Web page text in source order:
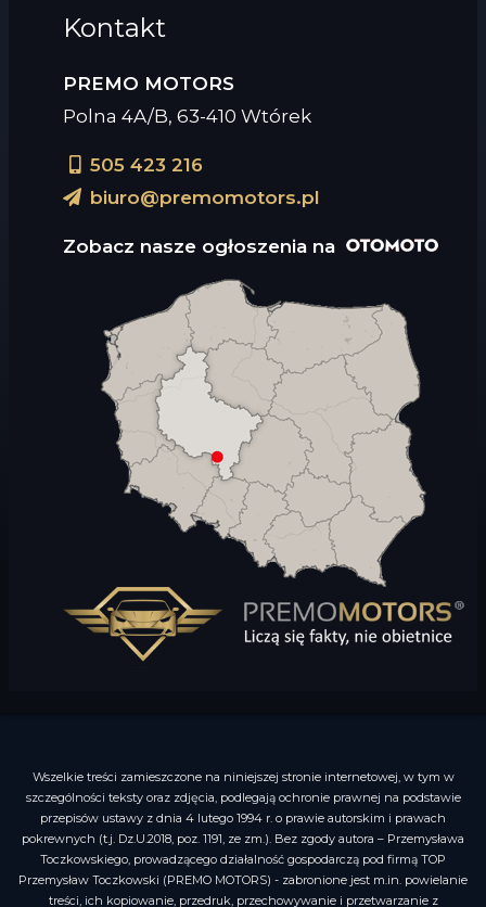
Kontakt
PREMO MOTORS
Polna 4A/B, 63-410 Wtórek
505 423 216
biuro@premomotors.pl
Zobacz nasze ogłoszenia na
Wszelkie treści zamieszczone na niniejszej stronie internetowej, w tym w
szczególności teksty oraz zdjęcia, podlegają ochronie prawnej na podstawie
przepisów ustawy z dnia 4 lutego 1994 r. o prawie autorskim i prawach
pokrewnych (t.j. Dz.U.2018, poz. 1191, ze zm.). Bez zgody autora – Przemysława
Toczkowskiego, prowadzącego działalność gospodarczą pod firmą TOP
Przemysław Toczkowski (PREMO MOTORS) - zabronione jest m.in. powielanie
treści, ich kopiowanie, przedruk, przechowywanie i przetwarzanie z